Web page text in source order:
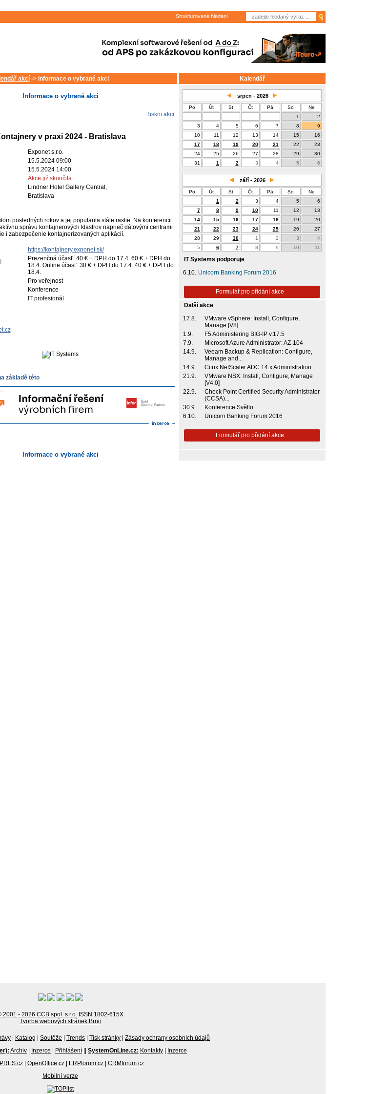
Strukturované hledání
akcí-> Informace o vybrané akci
Informace o vybrané akci
Tiskni akci
v praxi 2024 - Bratislava
Exponet s.r.o.
15.5.2024 09:00
15.5.2024 14:00
Akce již skončila.
Lindner Hotel Gallery Central,
Bratislava
posledných rokov a jej popularita stále rastie. Na konferencii
správu kontajnerových klastrov naprieč dátovými centrami
i zabezpečenie kontajnerizovaných aplikácií.
https://kontajnery.exponet.sk/
Prezenčná účasť: 40 € + DPH do 17.4. 60 € + DPH do
18.4. Online účasť: 30 € + DPH do 17.4. 40 € + DPH do
18.4.
Pro veřejnost
Konference
IT profesionál
základě této
Informace o vybrané akci
Kalendář
srpen - 2026
Po Út St Čt Pá So
Ne
1
2
3
4 5 6 7 8
9
10
11 12 13 14 15
16
17
18 19 20 21 22
23
24
25 26 27 28 29
30
31
1 2 3 4 5 6
září - 2026
Po Út St Čt Pá So
Ne
1
2 3 4 5
6
7
8 9 10 11 12
13
14
15 16 17 18 19
20
21
22 23 24 25 26
27
28
29 30 1 2 3
4
5
6 7 8 9 10 11
IT Systems podporuje
6.10. Unicorn Banking Forum 2016
Formulář pro přidání akce
Další akce
17.8.
VMware vSphere: Install, Configure,
Manage [V8]
1.9.
F5 Administering BIG-IP v.17.5
7.9.
Microsoft Azure Administrator: AZ-104
14.9.
Veeam Backup & Replication: Configure,
Manage and...
14.9.
Citrix NetScaler ADC 14.x Administration
21.9.
VMware NSX: Install, Configure, Manage
[V4.0]
22.9.
Check Point Certified Security Administrator
(CCSA)...
30.9.
Konference Světlo
6.10.
Unicorn Banking Forum 2016
Formulář pro přidání akce
2001 - 2026 CCB spol. s r.o. ISSN 1802-615X
Tvorba webových stránek Brno
| Katalog | Soutěže | Trends | Tisk stránky | Zásady ochrany osobních údajů
Archiv | Inzerce | Přihlášení || SystemOnLine.cz: Kontakty | Inzerce
| OpenOffice.cz | ERPforum.cz | CRMforum.cz
Mobilní verze